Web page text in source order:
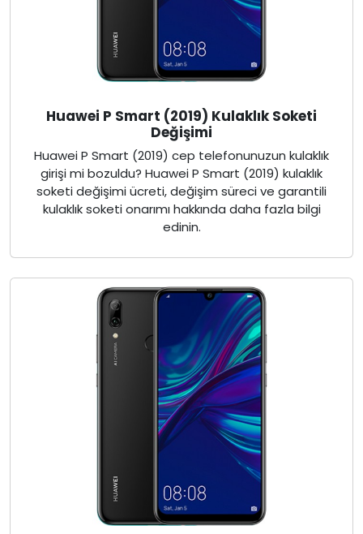
Huawei P Smart (2019) Kulaklık Soketi
Değişimi
Huawei P Smart (2019) cep telefonunuzun kulaklık
girişi mi bozuldu? Huawei P Smart (2019) kulaklık
soketi değişimi ücreti, değişim süreci ve garantili
kulaklık soketi onarımı hakkında daha fazla bilgi
edinin.